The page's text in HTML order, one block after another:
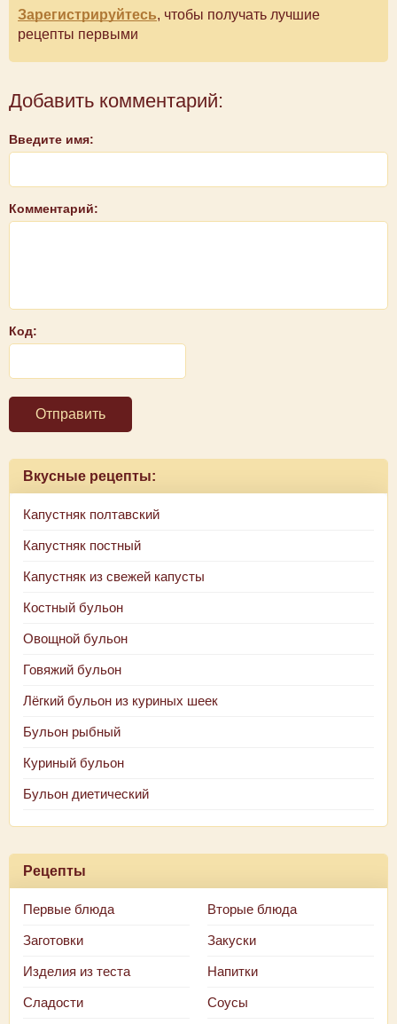
Зарегистрируйтесь, чтобы получать лучшие
рецепты первыми
Добавить комментарий:
Введите имя:
Комментарий:
Код:
Отправить
Вкусные рецепты:
Капустняк полтавский
Капустняк постный
Капустняк из свежей капусты
Костный бульон
Овощной бульон
Говяжий бульон
Лёгкий бульон из куриных шеек
Бульон рыбный
Куриный бульон
Бульон диетический
Рецепты
Первые блюда Вторые блюда
Заготовки Закуски
Изделия из теста Напитки
Сладости Соусы